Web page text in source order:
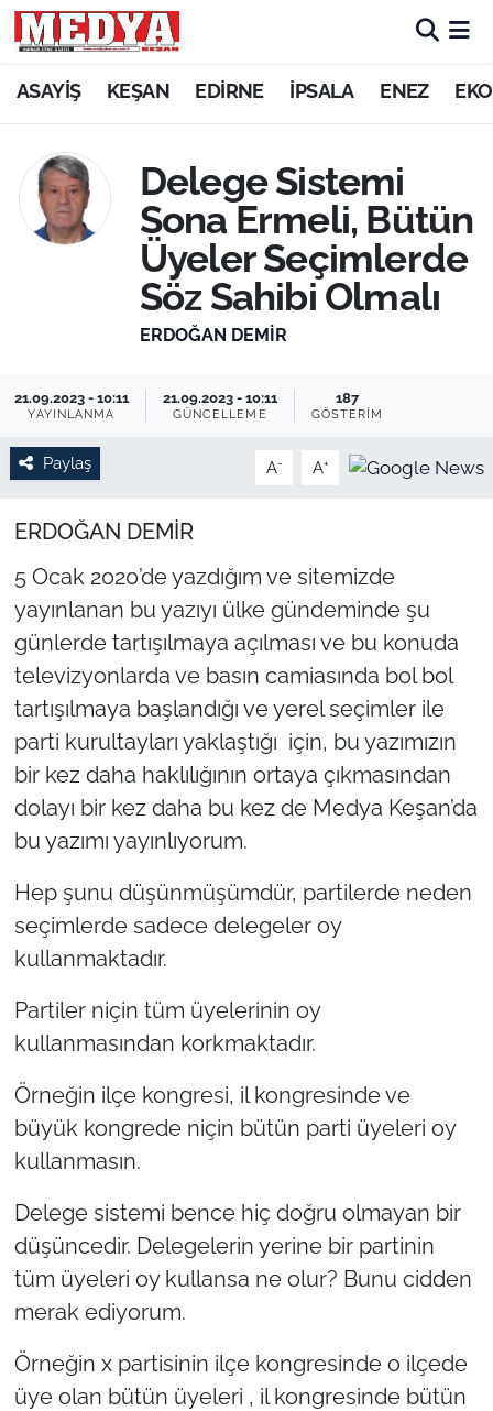
ASAYİŞ KEŞAN EDİRNE İPSALA ENEZ
Delege Sistemi
Sona Ermeli, Bütün
Üyeler Seçimlerde
Söz Sahibi Olmalı
ERDOĞAN DEMIR
21.09.2023 - 10:11
YAYINLANMA
21.09.2023 - 10:11
GÜNCELLEME
187
GÖSTERIM
Paylaş A- A+
ERDOĞAN DEMİR
5 Ocak 2020’de yazdığım ve sitemizde
yayınlanan bu yazıyı ülke gündeminde şu
günlerde tartışılmaya açılması ve bu konuda
televizyonlarda ve basın camiasında bol bol
tartışılmaya başlandığı ve yerel seçimler ile
parti kurultayları yaklaştığı için, bu yazımızın
bir kez daha haklılığının ortaya çıkmasından
dolayı bir kez daha bu kez de Medya Keşan’da
bu yazımı yayınlıyorum.
Hep şunu düşünmüşümdür, partilerde neden
seçimlerde sadece delegeler oy
kullanmaktadır.
Partiler niçin tüm üyelerinin oy
kullanmasından korkmaktadır.
Örneğin ilçe kongresi, il kongresinde ve
büyük kongrede niçin bütün parti üyeleri oy
kullanmasın.
Delege sistemi bence hiç doğru olmayan bir
düşüncedir. Delegelerin yerine bir partinin
tüm üyeleri oy kullansa ne olur? Bunu cidden
merak ediyorum.
Örneğin x partisinin ilçe kongresinde o ilçede
üye olan bütün üyeleri , il kongresinde bütün
KEŞAN
ASAYİŞ
SİYASET
GÜNDEM
SAĞLIK
EĞİTİM
TARIM VE HAYVANCILIK
KÜLTÜR SANAT
RESMİ İLAN
SPOR
EDİRNE
KIRKLARELİ
TÜRKİYE
Bölge
Genel
Flaş Haber
Dış Haberler